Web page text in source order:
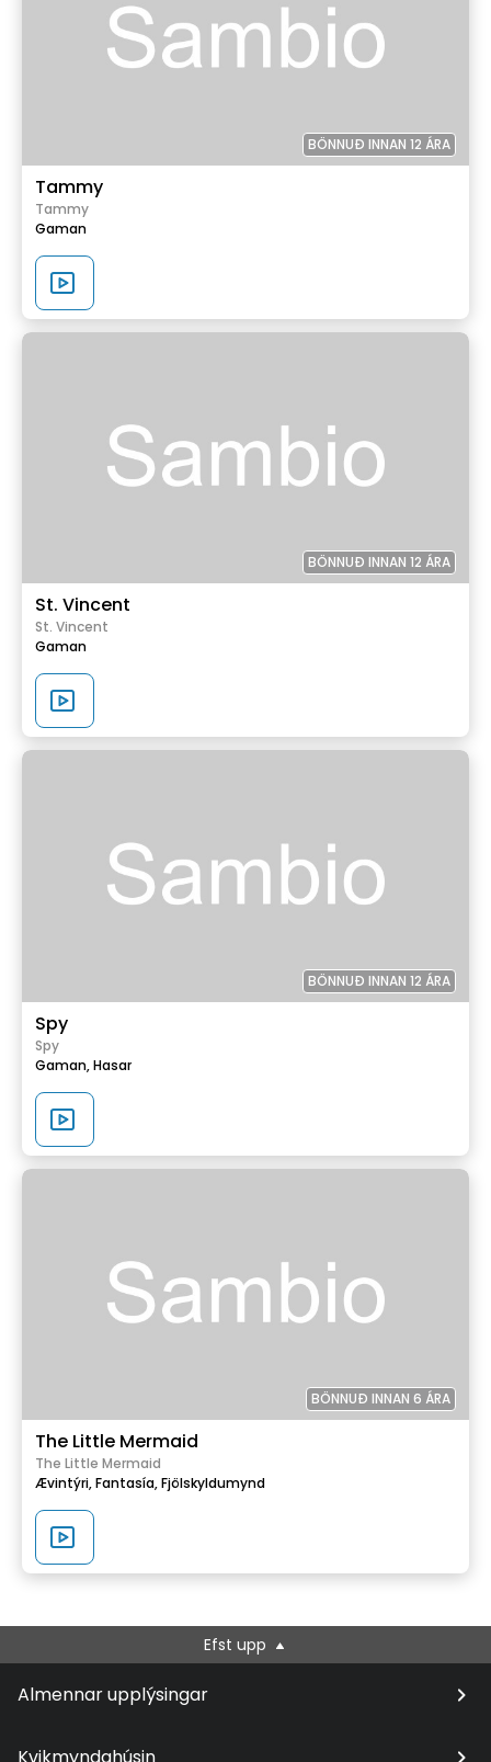
BÖNNUÐ INNAN 12 ÁRA
Tammy
Tammy
Gaman
BÖNNUÐ INNAN 12 ÁRA
St. Vincent
St. Vincent
Gaman
BÖNNUÐ INNAN 12 ÁRA
Spy
Spy
Gaman,Hasar
BÖNNUÐ INNAN 6 ÁRA
The Little Mermaid
The Little Mermaid
Ævintýri,Fantasía,Fjölskyldumynd
Efst upp
Almennar upplýsingar